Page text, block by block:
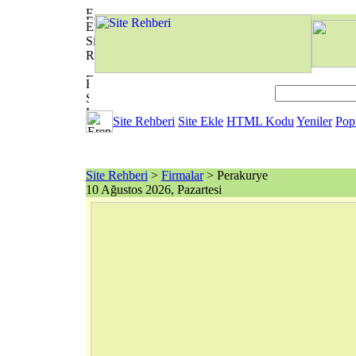
Site Rehberi Site Ekle HTML Kodu Yeniler
Site Rehberi > Firmalar> Perakurye
10 Ağustos 2026, Pazartesi